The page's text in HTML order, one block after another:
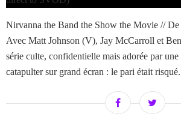
Nirvanna the Band the Show the Movie //
Avec Matt Johnson (V), Jay McCarroll et
série culte, confidentielle mais adorée par
catapulter sur grand écran : le pari était